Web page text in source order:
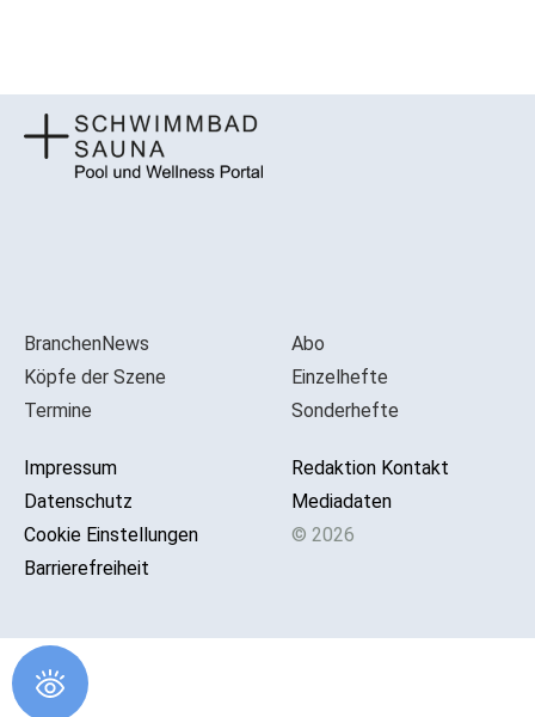
BranchenNews
Köpfe der Szene
Termine
Impressum
Datenschutz
Cookie Einstellungen
Barrierefreiheit
Abo
Einzelhefte
Sonderhefte
Redaktion Kontakt
Mediadaten
© 2026